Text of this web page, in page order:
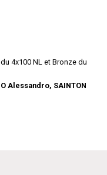
4x100 NL et Bronze du
Alessandro, SAINTON